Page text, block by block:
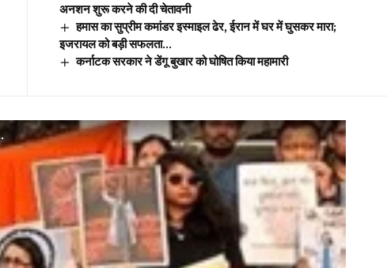
अनशन शुरू करने की दी चेतावनी
हमास का सुप्रीम कमांडर इस्माइल ढेर, ईरान में घर में घुसकर मारा;
इजरायल को बड़ी सफलता…
कर्नाटक सरकार ने डेंगू बुखार को घोषित किया महामारी